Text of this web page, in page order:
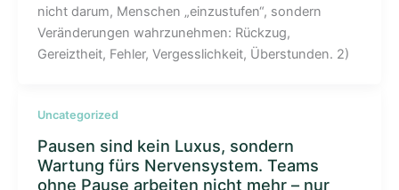
nicht darum, Menschen „einzustufen“, sondern
Veränderungen wahrzunehmen: Rückzug,
Gereiztheit, Fehler, Vergesslichkeit, Überstunden. 2)
Uncategorized
Pausen sind kein Luxus, sondern
Wartung fürs Nervensystem. Teams
ohne Pause arbeiten nicht mehr – nur